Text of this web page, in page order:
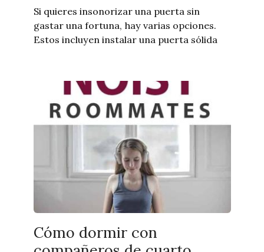
Si quieres insonorizar una puerta sin
gastar una fortuna, hay varias opciones.
Estos incluyen instalar una puerta sólida
Cómo dormir con